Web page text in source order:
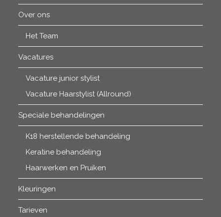
Over ons
Het Team
Vacatures
Vacature junior stylist
Vacature Haarstylist (Allround)
Speciale behandelingen
K18 herstellende behandeling
Keratine behandeling
Haarwerken en Pruiken
Kleuringen
Tarieven